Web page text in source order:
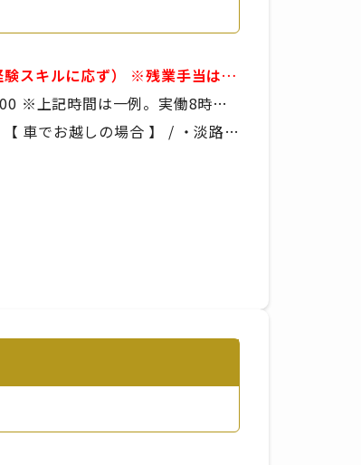
ず） ※残業手当は別
※年
たします
時
車でお越しの場合 】 / ・淡路IC
/ あわ神あわ姫バス「中村」か